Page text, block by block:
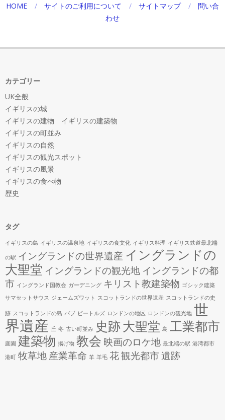
HOME
サイトのご利用について サイトマップ
問い合
わせ
カテゴリー
UK全般
イギリスの城
イギリスの建物 イギリスの建築物
イギリスの町並み
イギリスの自然
イギリスの観光スポット
イギリスの風景
イギリスの食べ物
歴史
タグ
イギリスの島 イギリスの温泉地 イギリスの食文化 イギリス料理 イギリス鉄道最北端
の駅 イングランドの世界遺産 イングランドの
大聖堂 イングランドの観光地 イングランドの都
市 イングランド国教会 ガーデニング キリスト教建築物 ゴシック建築
サマセットサウス ジェームズワット スコットランドの世界遺産 スコットランドの史
跡 スコットランドの島 パブ ビートルズ ロンドンの地区 ロンドンの観光地 世
界遺産 丘 冬 古い町並み 史跡大聖堂 島 工業都市
庭園 建築物 揚げ物 教会 映画のロケ地 最北端の駅 港湾都市
港町 牧草地産業革命 羊 羊毛 花観光都市 遺跡